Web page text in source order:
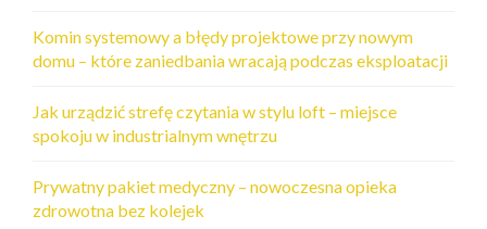
Komin systemowy a błędy projektowe przy nowym
domu – które zaniedbania wracają podczas eksploatacji
Jak urządzić strefę czytania w stylu loft – miejsce
spokoju w industrialnym wnętrzu
Prywatny pakiet medyczny – nowoczesna opieka
zdrowotna bez kolejek